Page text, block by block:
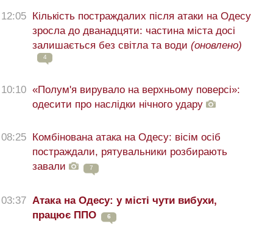
12:05
Кількість постраждалих після атаки на Одесу
зросла до дванадцяти: частина міста досі
залишається без світла та води (оновлено)
4
10:10 «Полум'я вирувало на верхньому поверсі»:
одесити про наслідки нічного удару
08:25
Комбінована атака на Одесу: вісім осіб
постраждали, рятувальники розбирають
завали
7
03:37 Атака на Одесу: у місті чути вибухи,
працює ППО
6